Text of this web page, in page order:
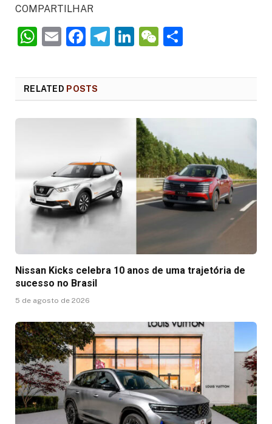
COMPARTILHAR
WhatsApp
EmailFacebook
Telegram
LinkedIn
WeChat
RELATED POSTS
Nissan Kicks celebra 10 anos de uma trajetória de
sucesso no Brasil
5 de agosto de 2026